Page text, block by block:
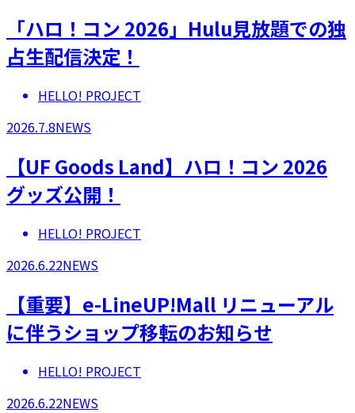
「ハロ！コン 2026」Hulu見放題での独
占生配信決定！
HELLO! PROJECT
2026.7.8NEWS
【UF Goods Land】ハロ！コン 2026
グッズ公開！
HELLO! PROJECT
2026.6.22NEWS
【重要】e-LineUP!Mall リニューアル
に伴うショップ移転のお知らせ
HELLO! PROJECT
2026.6.22NEWS